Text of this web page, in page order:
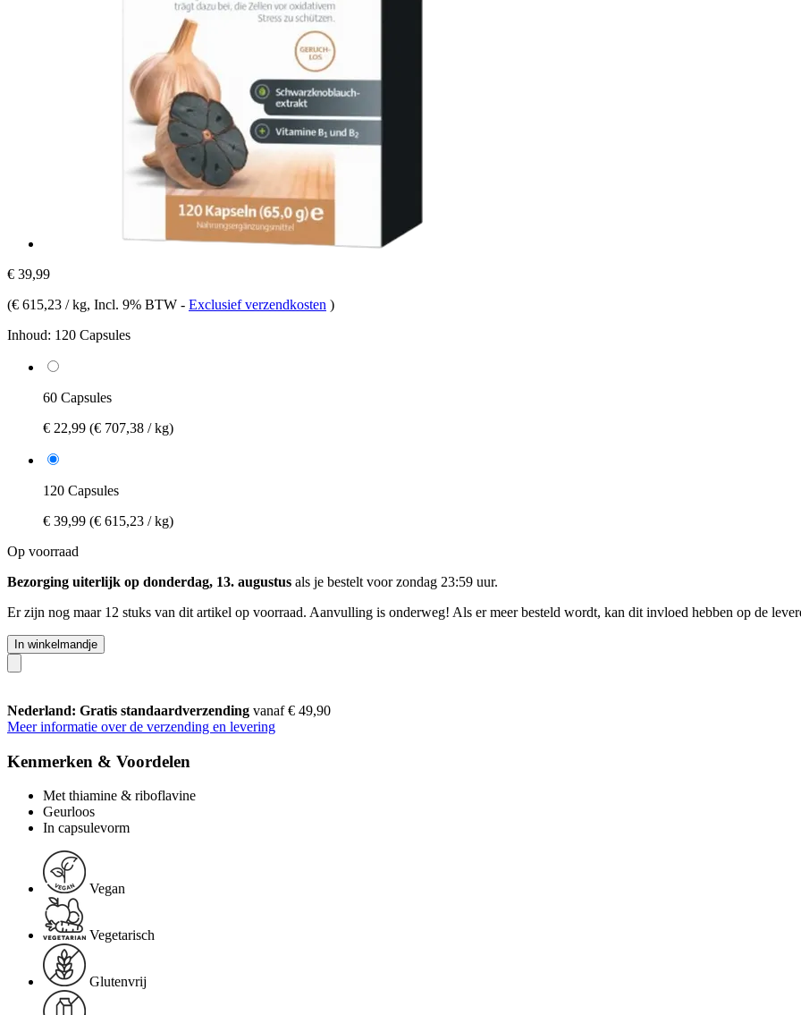
€ 39,99
(€ 615,23 / kg, Incl. 9% BTW - Exclusief verzendkosten )
Inhoud: 120 Capsules
60 Capsules
€ 22,99 (€ 707,38 / kg)
120 Capsules
€ 39,99 (€ 615,23 / kg)
Op voorraad
Bezorging uiterlijk op donderdag, 13. augustus als je bestelt voorzondag 23:59 uur.
Er zijn nog maar 12 stuks van dit artikel op voorraad. Aanvulling is onderweg! Als er meer besteld wordt, kan dit invloed hebben op de
In winkelmandje
Nederland: Gratis standaardverzending vanaf € 49,90
Meer informatie over de verzending en levering
Kenmerken & Voordelen
Met thiamine & riboflavine
Geurloos
In capsulevorm
Vegan
Vegetarisch
Glutenvrij